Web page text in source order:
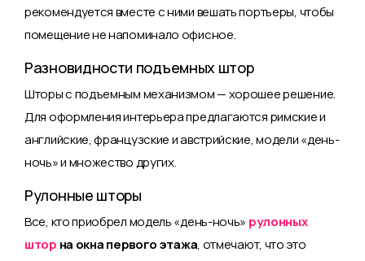
рекомендуется вместе с ними вешать портьеры, чтобы
помещение не напоминало офисное.
Разновидности подъемных штор
Шторы с подъемным механизмом — хорошее решение.
Для оформления интерьера предлагаются римские и
английские, французские и австрийские, модели «день-
ночь» и множество других.
Рулонные шторы
Все, кто приобрел модель «день-ночь» рулонных
штор на окна первого этажа, отмечают, что это